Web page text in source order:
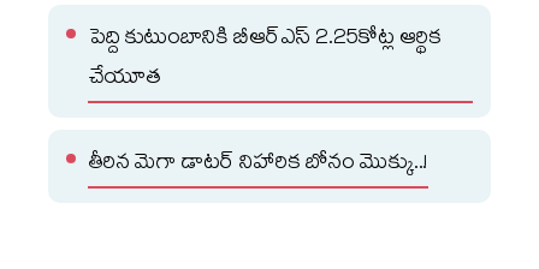
పెద్ది కుటుంబానికి బీఆర్ఎస్ 2.25కోట్ల ఆర్థిక
చేయూత
తీరిన మెగా డాటర్ నిహారిక బోనం మొక్కు..!